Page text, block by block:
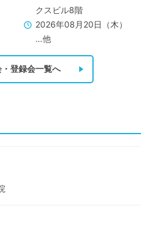
クスビル8階
2026年08月20日（木）
…他
登録会一覧へ